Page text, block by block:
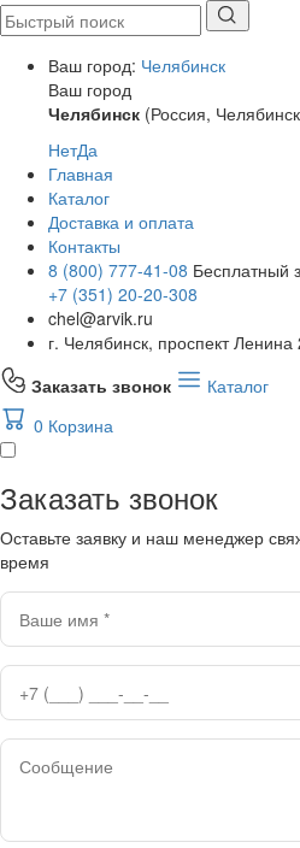
Ваш город: Челябинск
Ваш город
Челябинск (Россия,
НетДа
Главная
Каталог
Доставка и оплата
Контакты
8 (800) 777-41-08 Бесплатный
+7 (351) 20-20-308
chel@arvik.ru
г. Челябинск, проспект
Заказать звонок
Каталог
0 Корзина
Заказать звонок
Оставьте заявку и наш менеджер
время